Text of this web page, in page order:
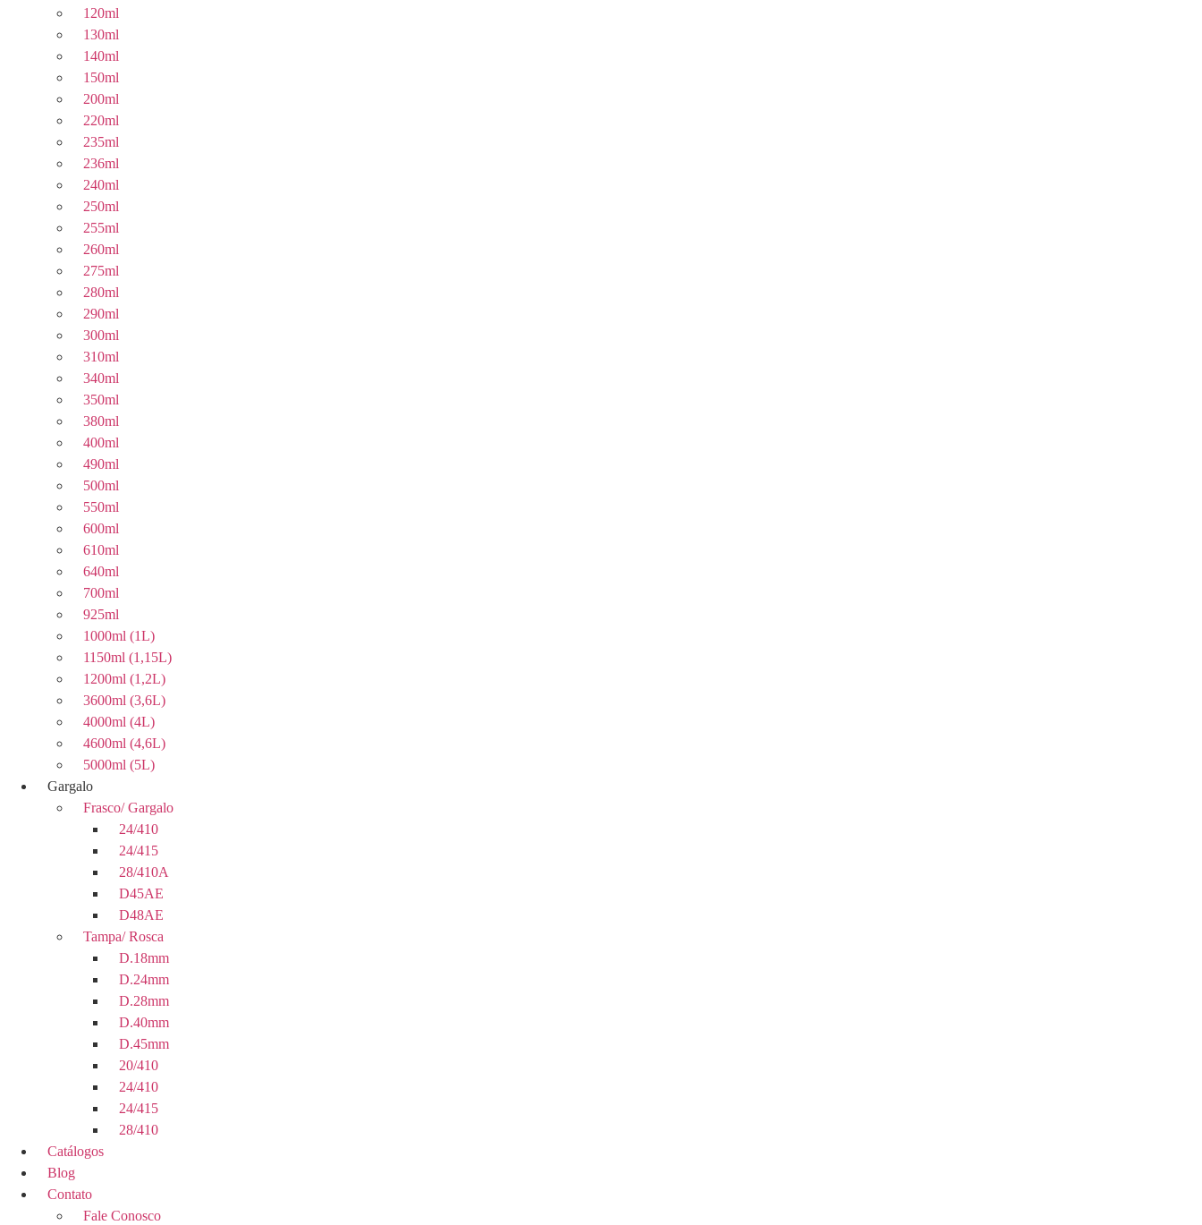
120ml
130ml
140ml
150ml
200ml
220ml
235ml
236ml
240ml
250ml
255ml
260ml
275ml
280ml
290ml
300ml
310ml
340ml
350ml
380ml
400ml
490ml
500ml
550ml
600ml
610ml
640ml
700ml
925ml
1000ml (1L)
1150ml (1,15L)
1200ml (1,2L)
3600ml (3,6L)
4000ml (4L)
4600ml (4,6L)
5000ml (5L)
Gargalo
Frasco/ Gargalo
24/410
24/415
28/410A
D45AE
D48AE
Tampa/ Rosca
D.18mm
D.24mm
D.28mm
D.40mm
D.45mm
20/410
24/410
24/415
28/410
Catálogos
Blog
Contato
Fale Conosco